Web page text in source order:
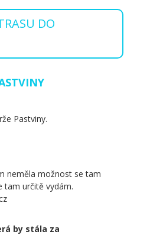
DO
Pastviny.
neměla možnost se tam
tam určitě vydám.
by stála za